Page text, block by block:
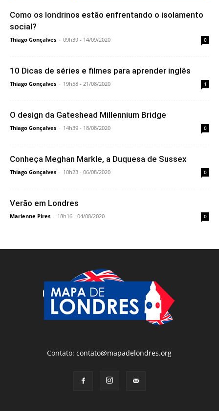
Como os londrinos estão enfrentando o isolamento
social?
Thiago Gonçalves - 09h39 - 14/09/2020 0
10 Dicas de séries e filmes para aprender inglês
Thiago Gonçalves - 19h58 - 21/08/2020 1
O design da Gateshead Millennium Bridge
Thiago Gonçalves - 14h39 - 18/08/2020 0
Conheça Meghan Markle, a Duquesa de Sussex
Thiago Gonçalves - 10h23 - 06/08/2020 0
Verão em Londres
Marienne Pires - 18h16 - 04/08/2020 0
Contato:contato@mapadelondres.org